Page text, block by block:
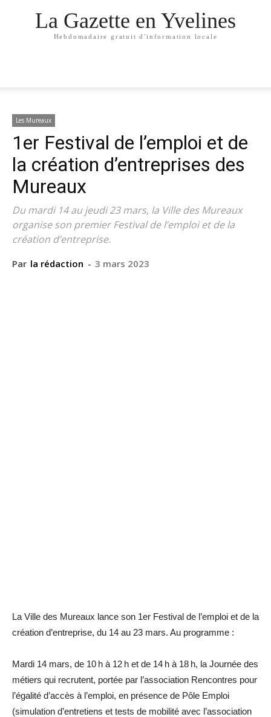
La Gazette en Yvelines
Hebdomadaire gratuit d'information locale
Les Mureaux
1er Festival de l’emploi et de
la création d’entreprises des
Mureaux
Du mardi 14 au jeudi 23 mars, la Ville des Mureaux
organise son premier Festival de l’emploi et de la
création d’entreprise.
Par la rédaction - 3 mars 2023
La Ville des Mureaux lance son 1er Festival de l’emploi et de la
création d’entreprise, du 14 au 23 mars. Au programme :
Mardi 14 mars, de 10 h à 12 h et de 14 h à 18 h, la Journée des
métiers qui recrutent, portée par l’association Rencontres pour
l’égalité d’accès à l’emploi, en présence de Pôle Emploi
(simulation d’entretiens et tests de mobilité avec ­l’association